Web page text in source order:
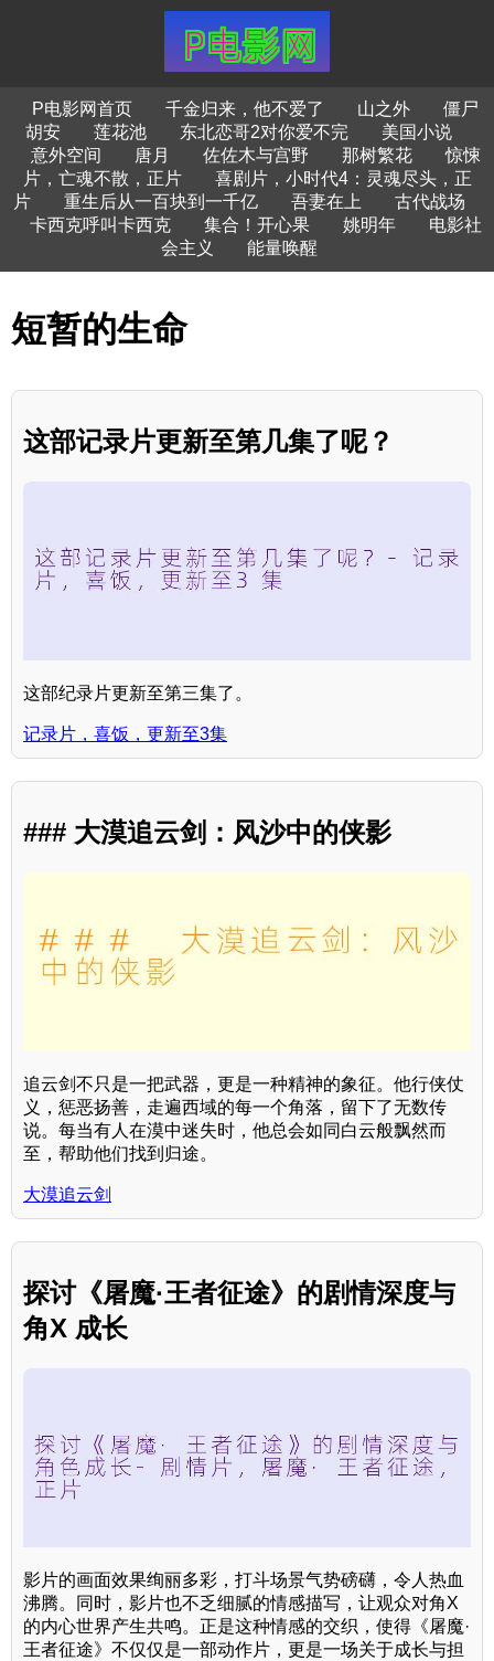
P电影网首页 千金归来，他不爱了 山之外
僵尸
胡安
莲花池 东北恋哥2对你爱不完
美国小说
意外空间
唐月 佐佐木与宫野 那树繁花
惊悚
片，亡魂不散，正片
喜剧片，小时代4：灵魂尽头，正
片
重生后从一百块到一千亿 吾妻在上
古代战场
卡西克呼叫卡西克
集合！开心果 姚明年
电影社
会主义
能量唤醒
短暂的生命
这部记录片更新至第几集了呢？
这部纪录片更新至第三集了。
记录片，喜饭，更新至3集
### 大漠追云剑：风沙中的侠影
追云剑不只是一把武器，更是一种精神的象征。他行侠仗
义，惩恶扬善，走遍西域的每一个角落，留下了无数传
说。每当有人在漠中迷失时，他总会如同白云般飘然而
至，帮助他们找到归途。
大漠追云剑
探讨《屠魔·王者征途》的剧情深度与
角X 成长
影片的画面效果绚丽多彩，打斗场景气势磅礴，令人热血
沸腾。同时，影片也不乏细腻的情感描写，让观众对角X
的内心世界产生共鸣。正是这种情感的交织，使得《屠魔·
王者征途》不仅仅是一部动作片，更是一场关于成长与担